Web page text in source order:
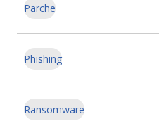
Parche
Phishing
Ransomware